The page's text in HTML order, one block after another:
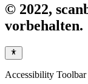
© 2022,
vorbehalten.
Accessibility Toolbar